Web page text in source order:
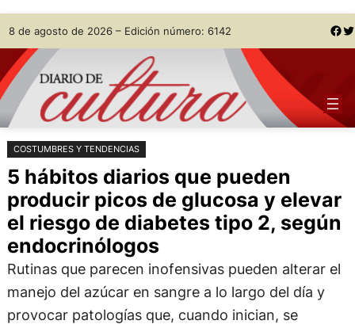
Saltar
al
contenido
Skip
to
content
8 de agosto de 2026 – Edición número: 6142 Facebook Twitter
COSTUMBRES Y TENDENCIAS
5 hábitos diarios que pueden
producir picos de glucosa y elevar
el riesgo de diabetes tipo 2, según
endocrinólogos
Rutinas que parecen inofensivas pueden alterar el
manejo del azúcar en sangre a lo largo del día y
provocar patologías que, cuando inician, se